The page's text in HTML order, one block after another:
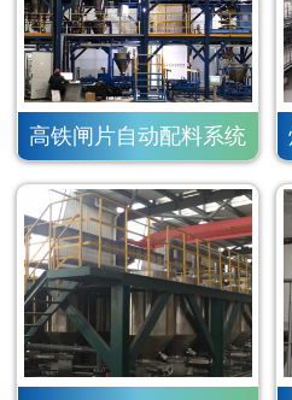
高铁闸片自动配料系统